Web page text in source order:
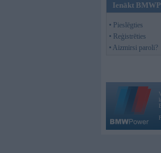
Ienākt
• Pieslēgties
• Reģistrēties
• Aizmirsi paroli?